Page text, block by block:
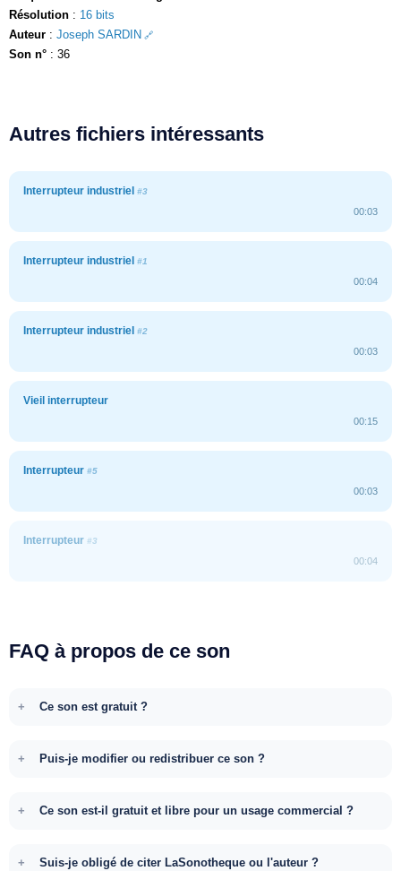
Résolution : 16 bits
Auteur : Joseph SARDIN
Son n° : 36
Autres fichiers intéressants
Interrupteur industriel #3
00:03
Interrupteur industriel #1
00:04
Interrupteur industriel #2
00:03
Vieil interrupteur
00:15
Interrupteur #5
00:03
Interrupteur #3
00:04
FAQ à propos de ce son
Ce son est gratuit ?
Puis-je modifier ou redistribuer ce son ?
Ce son est-il gratuit et libre pour un usage commercial ?
Suis-je obligé de citer LaSonotheque ou l'auteur ?